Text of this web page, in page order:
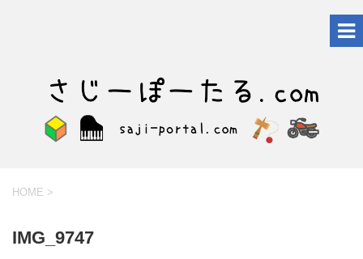
HOME >
IMG_9747